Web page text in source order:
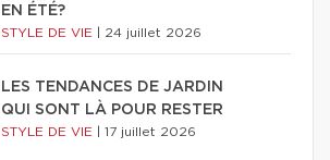
EN ÉTÉ?
STYLE DE VIE 24 juillet 2026
LES TENDANCES DE JARDIN
QUI SONT LÀ POUR RESTER
STYLE DE VIE 17 juillet 2026